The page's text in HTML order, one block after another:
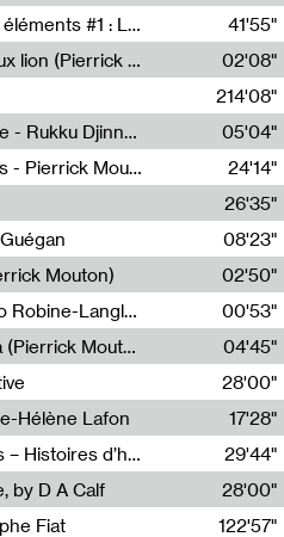
Sous le paysage - Habiter les éléments #1 : Les éléments et les débordements du vivant
41'55"
Simb Gaïdé ou la danse du faux lion (Pierrick Mouton)
02'08"
214'08"
Non à l'émigration Clandestine - Rukku Djinne Squad (Eden Tinto Collins)
05'04"
Mama Counda, l'esprit du puits - Pierrick Mouton
24'14"
26'35"
08'23"
Mouton)
02'50"
Dans la nuit les nuages - Théo Robine-Langlois
00'53"
Bathi Diabaye - Tambacounda (Pierrick Mouton)
04'45"
28'00"
Hélène Lafon
Lafon
17'28"
Paysages animés #3 : Prairies – Histoires d’herbes et d’humains
29'44"
by D A Calf
28'00"
Fiat
122'57"